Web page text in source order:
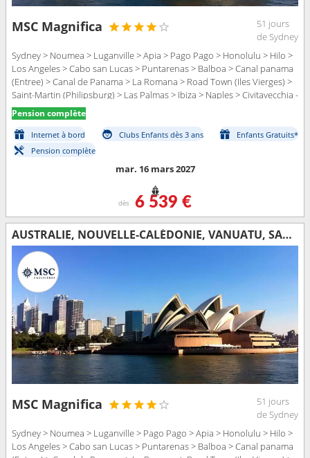
MSC Magnifica
51 jours
de Sydney
Sydney > Noumea > Luganville > Apia > Pago Pago > Honolulu > Hilo >
Los Angeles > Cabo san Lucas > Puntarenas > Balboa > Canal panama
(Entree) > Canal de Panama > La Romana > Road Town (Iles Vierges) >
Saint-Martin (Philipsburg) > Las Palmas > Ibiza > Naples > Civitavecchia -
Rome
Pension complète
Internet à bord Clubs Enfants dès 3 ans
Enfants Gratuits*
Pension complète
mar. 16 mars 2027
dès 6 539 €
AUSTRALIE, NOUVELLE-CALÉDONIE, VANUATU, SAMOA, ÉTATS-UNIS, MEXIQUE, COSTA RICA, PANAMA, RÉPUBLIQUE DOMINICAINE, TORTOLA, SAINT-MARTIN, MAJORQUE, IBIZA, ITALIE
MSC Magnifica
51 jours
de Sydney
Sydney > Noumea > Luganville > Pago Pago > Apia > Honolulu > Hilo >
Los Angeles > Cabo san Lucas > Puntarenas > Balboa > Canal panama